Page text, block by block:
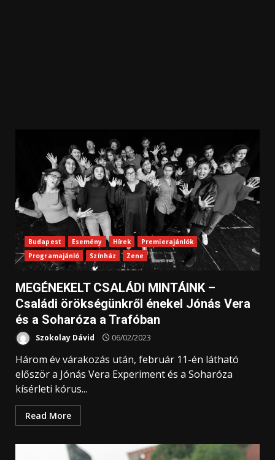
Budapest Esemény Hírek
Premierajánlók
Programajánló
Színház Zene
MEGÉNEKELT CSALÁDI MINTÁINK –
Családi örökségünkről énekel Jónás Vera
és a Soharóza a Trafóban
Szokolay Dávid 06/02/2023
Három év várakozás után, február 11-én látható
először a Jónás Vera Experiment és a Soharóza
kísérleti kórus...
Read More